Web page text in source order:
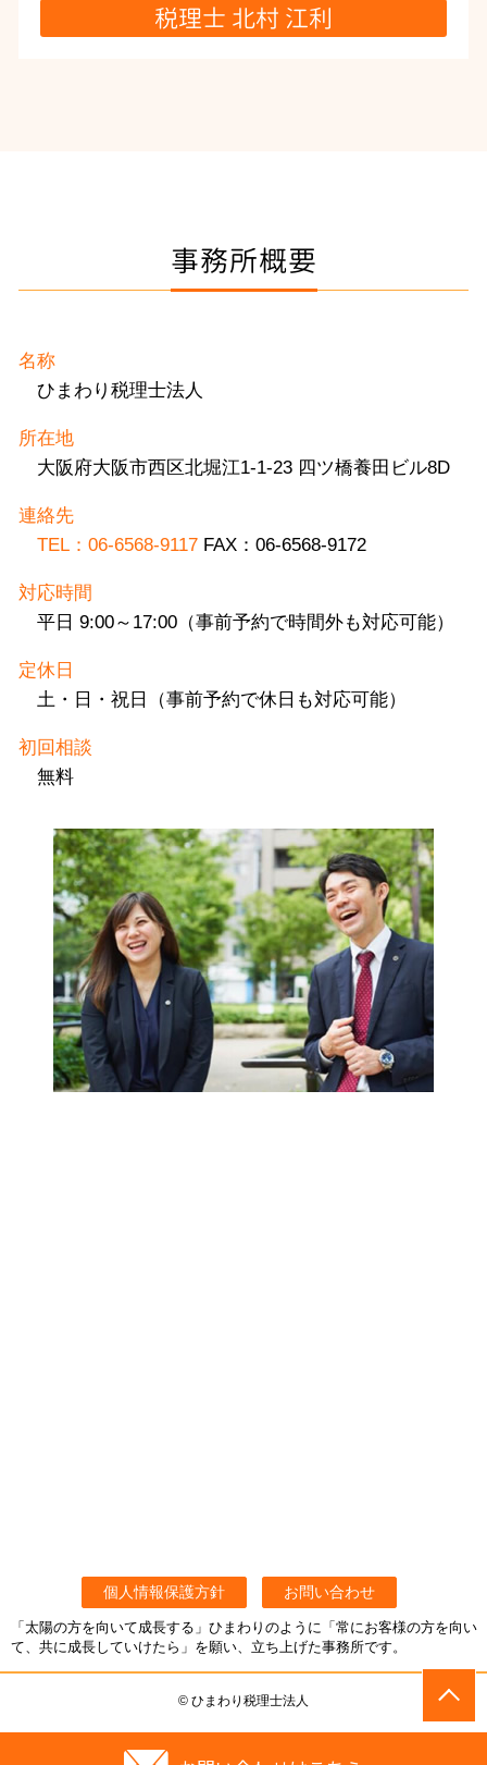
税理士 北村 江利
事務所概要
名称
ひまわり税理士法人
所在地
大阪府大阪市西区北堀江1-1-23 四ツ橋養田ビル8D
連絡先
TEL：06-6568-9117 FAX：06-6568-9172
対応時間
平日 9:00～17:00（事前予約で時間外も対応可能）
定休日
土・日・祝日（事前予約で休日も対応可能）
初回相談
無料
個人情報保護方針 お問い合わせ
「太陽の方を向いて成長する」ひまわりのように「常にお客様の方を向い
て、共に成長していけたら」を願い、立ち上げた事務所です。
© ひまわり税理士法人